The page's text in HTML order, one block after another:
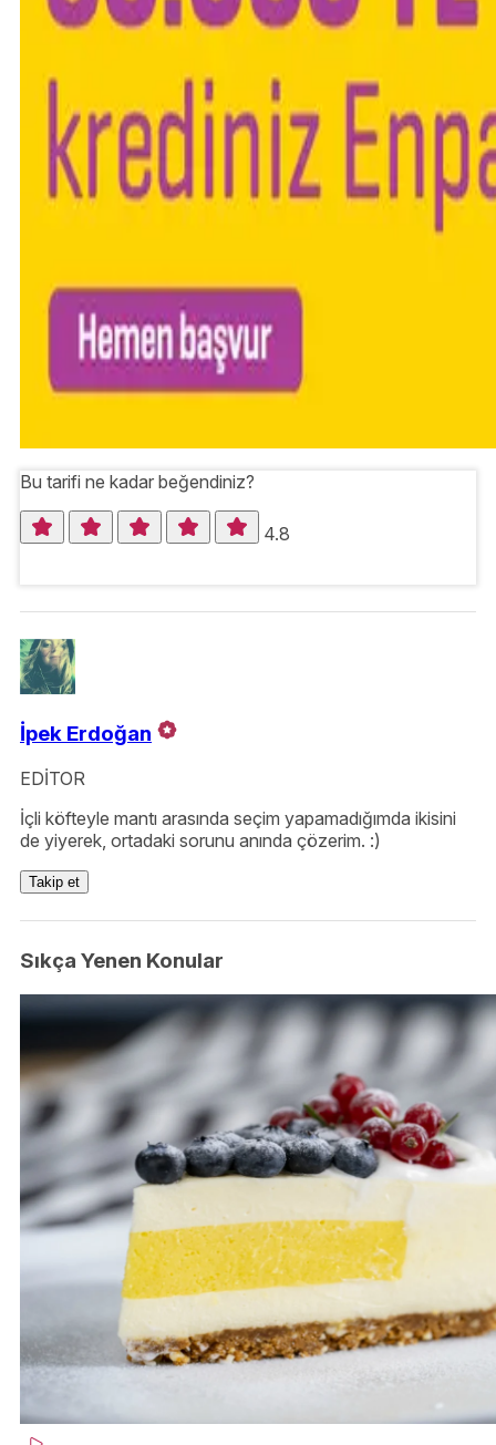
Bu tarifi ne kadar beğendiniz?
4.8
İpek Erdoğan
EDİTOR
İçli köfteyle mantı arasında seçim yapamadığımda ikisini
de yiyerek, ortadaki sorunu anında çözerim. :)
Takip et
Sıkça Yenen Konular